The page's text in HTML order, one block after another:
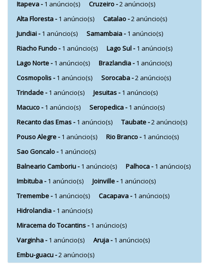
Itapeva -1 anúncio(s) Cruzeiro -2 anúncio(s)
Alta Floresta -1 anúncio(s) Catalao -2 anúncio(s)
Jundiai -1 anúncio(s) Samambaia -1 anúncio(s)
Riacho Fundo -1 anúncio(s) Lago Sul -1 anúncio(s)
Lago Norte -1 anúncio(s) Brazlandia -1 anúncio(s)
Cosmopolis -1 anúncio(s) Sorocaba -2 anúncio(s)
Trindade -1 anúncio(s) Jesuitas -1 anúncio(s)
Macuco -1 anúncio(s) Seropedica -1 anúncio(s)
Recanto das Emas -1 anúncio(s) Taubate -2 anúncio(s)
Pouso Alegre -1 anúncio(s) Rio Branco -1 anúncio(s)
Sao Goncalo -1 anúncio(s)
Balneario Camboriu -1 anúncio(s) Palhoca -1 anúncio(s)
Imbituba -1 anúncio(s) Joinville -1 anúncio(s)
Tremembe -1 anúncio(s) Cacapava -1 anúncio(s)
Hidrolandia -1 anúncio(s)
Miracema do Tocantins -1 anúncio(s)
Varginha -1 anúncio(s) Aruja -1 anúncio(s)
Embu-guacu -2 anúncio(s)